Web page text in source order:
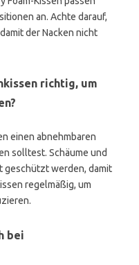
an. Achte darauf,
der Nacken nicht
richtig, um
einen abnehmbaren
solltest. Schäume und
geschützt werden, damit
regelmäßig, um
bei